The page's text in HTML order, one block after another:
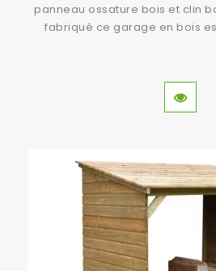
panneau ossature bois et clin
fabriqué ce garage en bois